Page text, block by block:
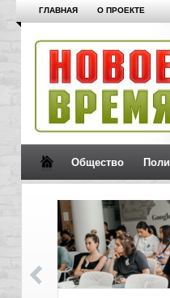
ГЛАВНАЯ О ПРОЕКТЕ
Общество